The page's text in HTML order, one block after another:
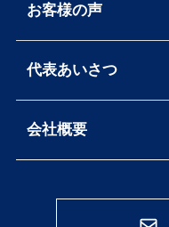
お客様の声
代表あいさつ
会社概要